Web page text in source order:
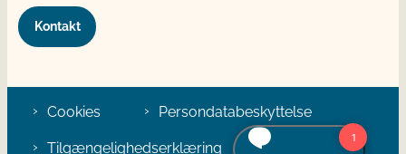
Kontakt
Cookies Persondatabeskyttelse
Tilgængelighedserklæring